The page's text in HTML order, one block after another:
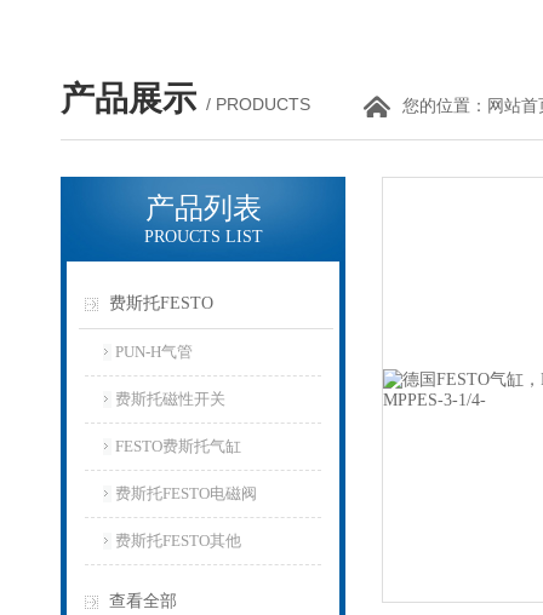
产品展示 / PRODUCTS 您的位置： 网站首
产品列表
PROUCTS LIST
费斯托FESTO
PUN-H气管
费斯托磁性开关
FESTO费斯托气缸
费斯托FESTO电磁阀
费斯托FESTO其他
查看全部